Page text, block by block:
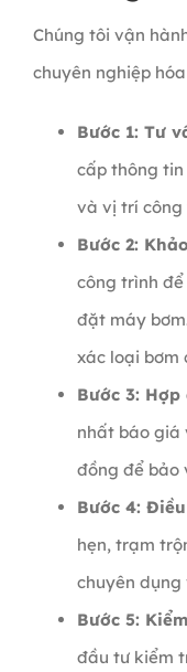
Chúng tôi vận
chuyên nghiệp
Bước 1: Tư
cấp thông
và vị trí công
Bước 2:
công trình
đặt máy
xác loại bơm
Bước 3:
nhất báo giá
đồng để bảo
Bước 4:
hẹn, trạm
chuyên dụng
Bước 5:
đầu tư kiểm